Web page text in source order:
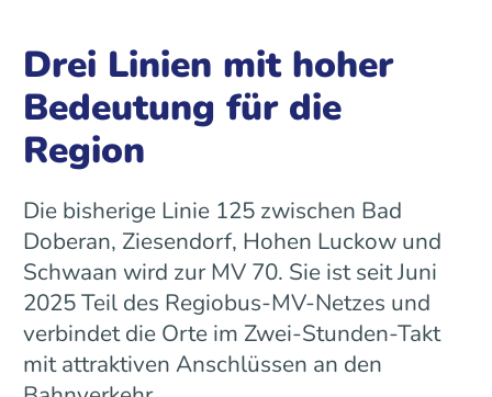
Drei Linien mit hoher
Bedeutung für die
Region
Die bisherige Linie 125 zwischen Bad
Doberan, Ziesendorf, Hohen Luckow und
Schwaan wird zur MV 70. Sie ist seit Juni
2025 Teil des Regiobus-MV-Netzes und
verbindet die Orte im Zwei-Stunden-Takt
mit attraktiven Anschlüssen an den